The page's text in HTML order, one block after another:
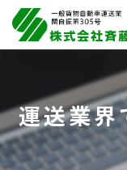
運送業界